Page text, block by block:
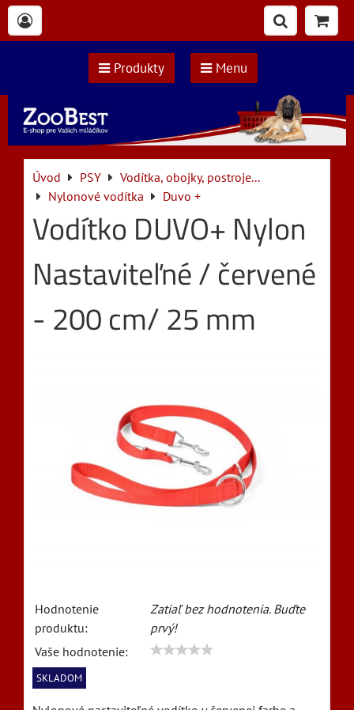
Produkty Menu
Úvod PSY
Vodítka, obojky, postroje...
Nylonové vodítka
Duvo +
Vodítko DUVO+ Nylon
Nastaviteľné / červené
- 200 cm/ 25 mm
Hodnotenie
produktu:
Zatiaľ bez hodnotenia. Buďte
prvý!
Vaše hodnotenie:
SKLADOM